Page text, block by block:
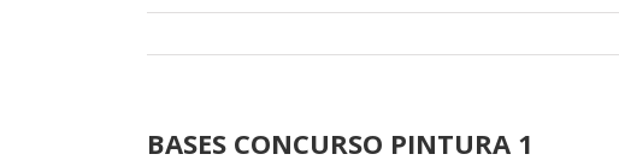
BASES CONCURSO PINTURA 1